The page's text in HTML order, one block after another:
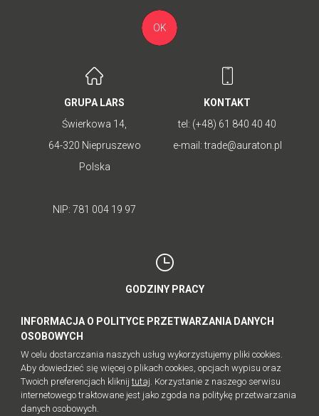
OK
GRUPA LARS
Świerkowa 14,
64-320 Niepruszewo
Polska
NIP: 781 004 19 97
KONTAKT
tel: (+48) 61 840 40 40
e-mail:trade@auraton.pl
GODZINY PRACY
© AURATON 2023
INFORMACJA O POLITYCE PRZETWARZANIA DANYCH
OSOBOWYCH
W celu dostarczania naszych usług wykorzystujemy pliki cookies.
Aby dowiedzieć się więcej o plikach cookies, opcjach wypisu oraz
Twoich preferencjach kliknij tutaj. Korzystanie z naszego serwisu
internetowego traktowane jest jako zgoda na politykę przetwarzania
danych osobowych.